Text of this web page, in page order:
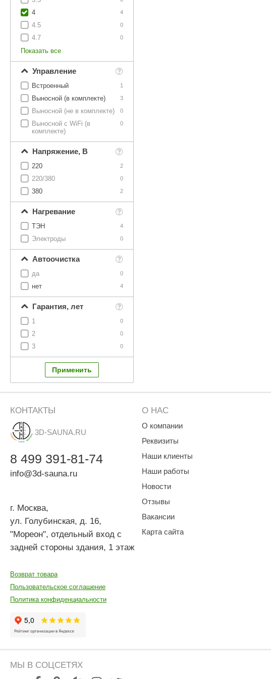
Для дома и дачи
Этна
Tikkurila
Termomuros
Finn icon
4
4
0
4.5
0
4.7
Показать все
Управление
1
Встроенный
3
Выносной (в комплекте)
0
Выносной (не в комплекте)
0
Выносной с WiFi (в
комплекте)
Напряжение, В
2
220
0
220/380
2
380
Нагревание
4
ТЭН
0
Электроды
Автоочистка
0
да
4
нет
Гарантия, лет
0
1
0
2
0
3
О НАС
О компании
Реквизиты
Наши клиенты
Наши работы
Новости
Отзывы
Вакансии
Карта сайта
КОНТАКТЫ
3D-SAUNA.RU
8 499 391-81-74
info@3d-sauna.ru
г. Москва,
ул. Голубинская, д. 16,
"Мореон", отдельный вход с
задней стороны здания, 1 этаж
Возврат товара
Пользовательское соглашение
Политика конфиденциальности
МЫ В СОЦСЕТЯХ